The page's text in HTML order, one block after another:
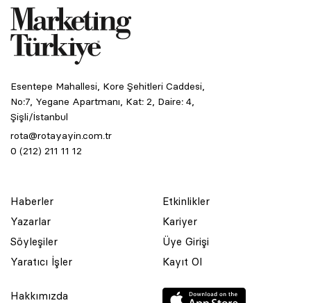
Esentepe Mahallesi, Kore Şehitleri Caddesi,
No:7, Yegane Apartmanı, Kat: 2, Daire: 4,
Şişli/İstanbul
rota@rotayayin.com.tr
0 (212) 211 11 12
Haberler
Yazarlar
Söyleşiler
Yaratıcı İşler
Etkinlikler
Kariyer
Üye Girişi
Kayıt Ol
Hakkımızda